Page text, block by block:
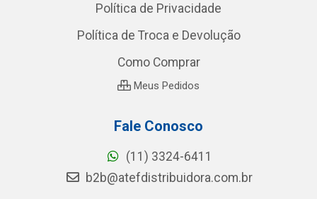
Política de Privacidade
Política de Troca e Devolução
Como Comprar
Meus Pedidos
Fale Conosco
(11) 3324-6411
b2b@atefdistribuidora.com.br